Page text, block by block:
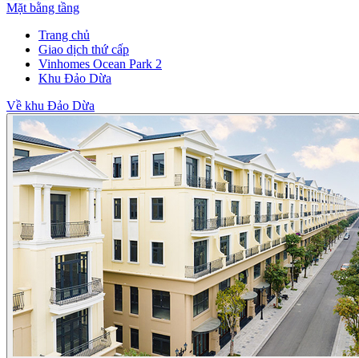
Mặt bằng tầng
Trang chủ
Giao dịch thứ cấp
Vinhomes Ocean Park 2
Khu Đảo Dừa
Về khu Đảo Dừa